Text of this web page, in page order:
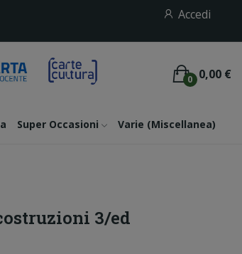
Accedi
0,00 €
0
Super Occasioni Varie (miscellanea)
3/ed